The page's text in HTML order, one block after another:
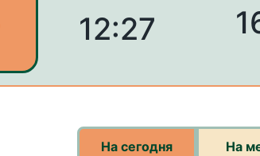
12:27
На сегодня На